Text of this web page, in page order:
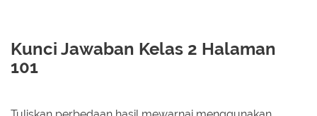
Kunci Jawaban Kelas 2 Halaman
101